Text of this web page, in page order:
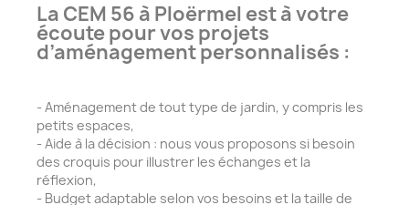
La CEM 56 à Ploërmel est à votre
écoute pour vos projets
d’aménagement personnalisés :
- Aménagement de tout type de jardin, y compris les
petits espaces,
- Aide à la décision : nous vous proposons si besoin
des croquis pour illustrer les échanges et la
réflexion,
- Budget adaptable selon vos besoins et la taille de